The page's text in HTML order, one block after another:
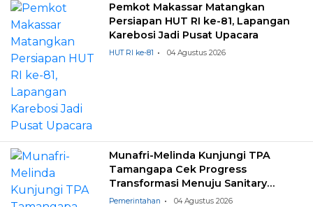
Pemkot Makassar Matangkan
Persiapan HUT RI ke-81, Lapangan
Karebosi Jadi Pusat Upacara
HUT RI ke-81 04 Agustus 2026
Munafri-Melinda Kunjungi TPA
Tamangapa Cek Progress
Transformasi Menuju Sanitary
Landfill
Pemerintahan 04 Agustus 2026